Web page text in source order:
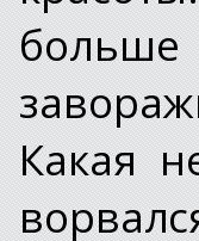
больше
Какая